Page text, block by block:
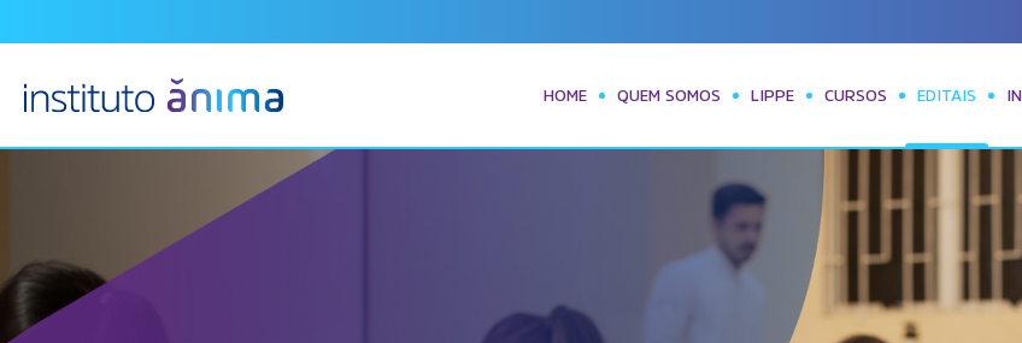
HOME QUEM SOMOS LIPPE CURSOS EDITAIS